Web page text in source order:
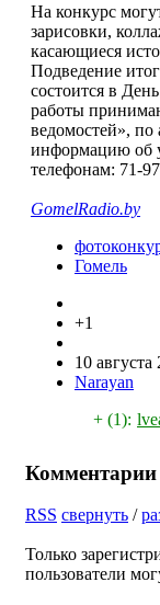
На конкурс
зарисовки,
касающиеся
Подведение
состоится в
работы
ведомостей»,
информацию об
телефонам: 71-
GomelRadio.by
Гомель
+1
10
Narayan
+ (1):
Комментарии
RSS свернуть /
Только
пользователи